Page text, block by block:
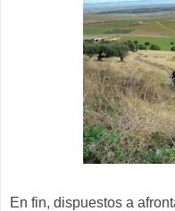
En fin, dispuestos a